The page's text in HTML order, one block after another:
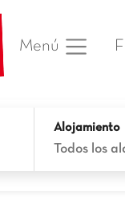
Menú
Alojamiento
Todos los